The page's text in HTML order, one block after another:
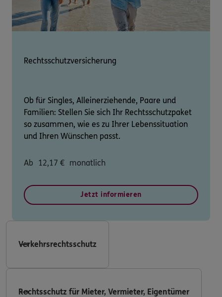
Rechtsschutzversicherung
Ob für Singles, Alleinerziehende, Paare und
Familien: Stellen Sie sich Ihr Rechtsschutzpaket
so zusammen, wie es zu Ihrer Lebenssituation
und Ihren Wünschen passt.
Ab 12,17 € monatlich
Jetzt informieren
Verkehrsrechtsschutz
Rechtsschutz für Mieter, Vermieter, Eigentümer